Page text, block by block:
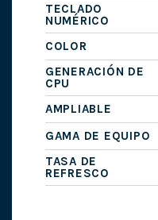
TECLADO
NUMÉRICO
COLOR
GENERACIÓN DE
CPU
AMPLIABLE
GAMA DE EQUIPO
TASA DE
REFRESCO